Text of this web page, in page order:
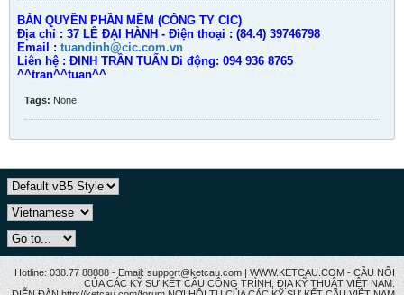
BẢN QUYỀN PHẦN MỀM (CÔNG TY CIC)
Địa chỉ : 37 LÊ ĐẠI HÀNH - Điện thoại : (84.4) 39746798
Email : tuandinh@cic.com.vn
Liên hệ : ĐINH TRẦN TUẤN Di động: 094 936 8765
^^tran^^tuan^^
Tags: None
Hotline: 038.77 88888 - Email: support@ketcau.com | WWW.KETCAU.COM - CẦU NỐI
CỦA CÁC KỸ SƯ KẾT CẤU CÔNG TRÌNH, ĐỊA KỸ THUẬT VIỆT NAM.